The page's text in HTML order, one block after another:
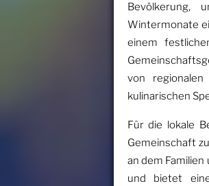
Bevölkerung,
Wintermonate
einem
von
kulinarischen
Für die lokale
Gemeinschaft
an dem
und bietet